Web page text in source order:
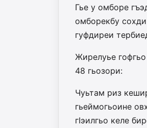
Гье у омборе
омборекбу
гуфдиреи
Жирелуье
48 гьозори:
Чуьтам риз
гьеймогьоине
гIэилгьо келе